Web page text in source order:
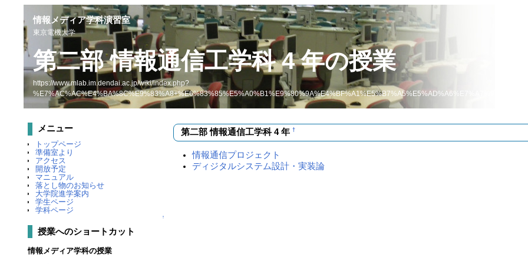
情報メディア学科演習室
東京電機大学
第二部 情報通信工学科 4 年の授業
https://www.mlab.im.dendai.ac.jp/wiki/index.php?
メニュー
トップページ
準備室より
アクセス
開放予定
マニュアル
落とし物のお知らせ
大学院進学案内
学生ページ
学科ページ
↑
授業へのショートカット
情報メディア学科の授業
第二部 情報通信工学科 4 年†
情報通信プロジェクト
ディジタルシステム設計・実装論